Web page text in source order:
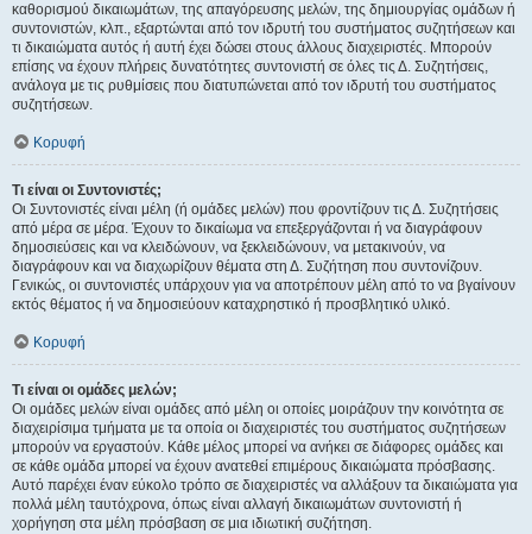
καθορισμού δικαιωμάτων, της απαγόρευσης μελών, της δημιουργίας ομάδων ή
συντονιστών, κλπ., εξαρτώνται από τον ιδρυτή του συστήματος συζητήσεων και
τι δικαιώματα αυτός ή αυτή έχει δώσει στους άλλους διαχειριστές. Μπορούν
επίσης να έχουν πλήρεις δυνατότητες συντονιστή σε όλες τις Δ. Συζητήσεις,
ανάλογα με τις ρυθμίσεις που διατυπώνεται από τον ιδρυτή του συστήματος
συζητήσεων.
Κορυφή
Τι είναι οι Συντονιστές;
Οι Συντονιστές είναι μέλη (ή ομάδες μελών) που φροντίζουν τις Δ. Συζητήσεις
από μέρα σε μέρα. Έχουν το δικαίωμα να επεξεργάζονται ή να διαγράφουν
δημοσιεύσεις και να κλειδώνουν, να ξεκλειδώνουν, να μετακινούν, να
διαγράφουν και να διαχωρίζουν θέματα στη Δ. Συζήτηση που συντονίζουν.
Γενικώς, οι συντονιστές υπάρχουν για να αποτρέπουν μέλη από το να βγαίνουν
εκτός θέματος ή να δημοσιεύουν καταχρηστικό ή προσβλητικό υλικό.
Κορυφή
Τι είναι οι ομάδες μελών;
Οι ομάδες μελών είναι ομάδες από μέλη οι οποίες μοιράζουν την κοινότητα σε
διαχειρίσιμα τμήματα με τα οποία οι διαχειριστές του συστήματος συζητήσεων
μπορούν να εργαστούν. Κάθε μέλος μπορεί να ανήκει σε διάφορες ομάδες και
σε κάθε ομάδα μπορεί να έχουν ανατεθεί επιμέρους δικαιώματα πρόσβασης.
Αυτό παρέχει έναν εύκολο τρόπο σε διαχειριστές να αλλάξουν τα δικαιώματα για
πολλά μέλη ταυτόχρονα, όπως είναι αλλαγή δικαιωμάτων συντονιστή ή
χορήγηση στα μέλη πρόσβαση σε μια ιδιωτική συζήτηση.